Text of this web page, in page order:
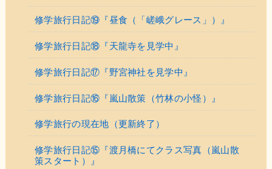
修学旅行日記⑲『昼食（「嵯峨グレース」）』
修学旅行日記⑱『天龍寺を見学中』
修学旅行日記⑰『野宮神社を見学中』
修学旅行日記⑯『嵐山散策（竹林の小怪）』
修学旅行の現在地（更新終了）
修学旅行日記⑮『渡月橋にてクラス写真（嵐山散
策スタート）』